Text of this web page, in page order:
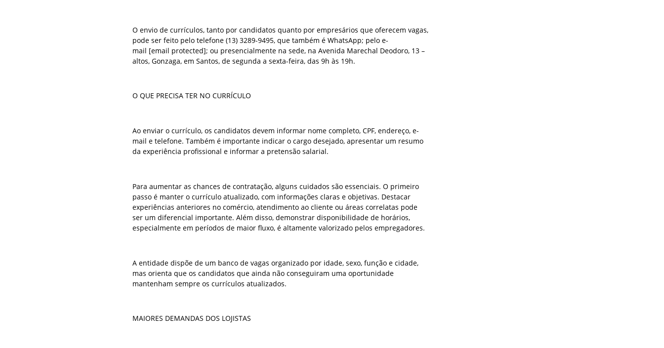
O envio de currículos, tanto por candidatos quanto por empresários que oferecem vagas,
pode ser feito pelo telefone (13) 3289-9495, que também é WhatsApp; pelo e-
mail [email protected]; ou presencialmente na sede, na Avenida Marechal Deodoro, 13 –
altos, Gonzaga, em Santos, de segunda a sexta-feira, das 9h às 19h.
O QUE PRECISA TER NO CURRÍCULO
Ao enviar o currículo, os candidatos devem informar nome completo, CPF, endereço, e-
mail e telefone. Também é importante indicar o cargo desejado, apresentar um resumo
da experiência profissional e informar a pretensão salarial.
Para aumentar as chances de contratação, alguns cuidados são essenciais. O primeiro
passo é manter o currículo atualizado, com informações claras e objetivas. Destacar
experiências anteriores no comércio, atendimento ao cliente ou áreas correlatas pode
ser um diferencial importante. Além disso, demonstrar disponibilidade de horários,
especialmente em períodos de maior fluxo, é altamente valorizado pelos empregadores.
A entidade dispõe de um banco de vagas organizado por idade, sexo, função e cidade,
mas orienta que os candidatos que ainda não conseguiram uma oportunidade
mantenham sempre os currículos atualizados.
MAIORES DEMANDAS DOS LOJISTAS